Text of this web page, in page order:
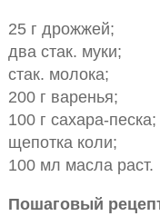
25 г дрожжей;
два стак. муки;
стак. молока;
200 г варенья;
100 г сахара-песка;
щепотка коли;
100 мл масла раст.
Пошаговый